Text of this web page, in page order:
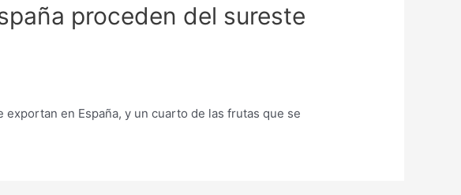
proceden del sureste
en España, y un cuarto de las frutas que se